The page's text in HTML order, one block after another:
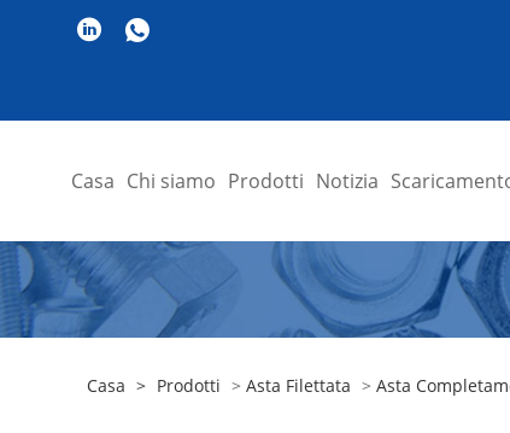
Casa Chi siamo Prodotti Notizia
Casa > Prodotti > Asta Filettata > Asta